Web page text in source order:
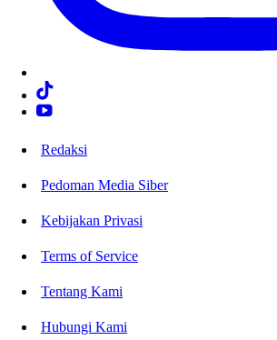
Redaksi
Pedoman Media Siber
Kebijakan Privasi
Terms of Service
Tentang Kami
Hubungi Kami